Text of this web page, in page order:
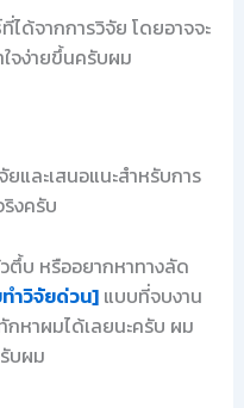
ด้จากการวิจัย โดยอาจจะ
ใจง่ายขึ้นครับผม
และเสนอแนะสำหรับการ
งครับ
ตึ้บ หรืออยากหาทางลัด
ำวิจัยด่วน]แบบที่จบงาน
หาผมได้เลยนะครับ ผม
บผม